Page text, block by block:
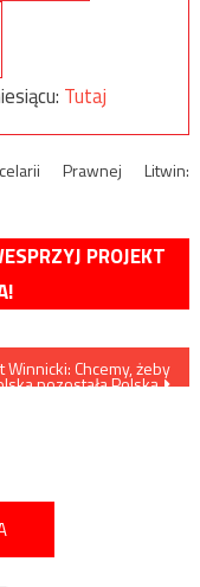
Tutaj
Prawnej Litwin:
PROJEKT
Winnicki: Chcemy, żeby
pozostała Polską